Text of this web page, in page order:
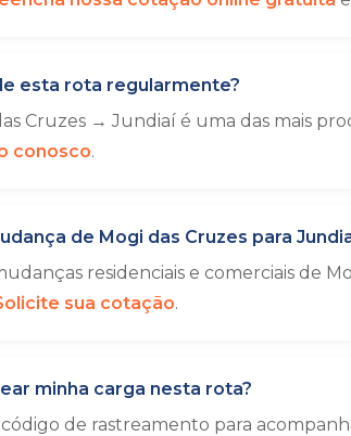
esta rota regularmente?
Cruzes → Jundiaí é uma das mais
conosco.
de Mogi das Cruzes para
residenciais e comerciais de
sua cotação.
minha carga nesta rota?
de rastreamento para